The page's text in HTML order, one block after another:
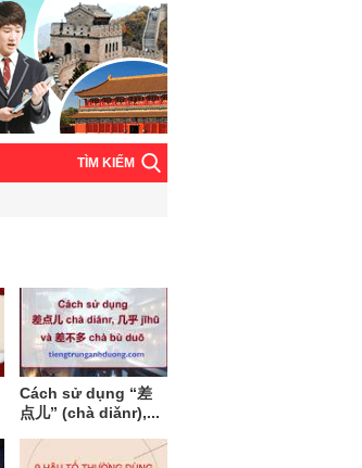
TÌM KIẾM
Cách sử dụng “差
点儿” (chà diǎnr),...